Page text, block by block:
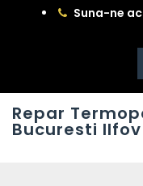
Suna-ne
Repar
Bucuresti Ilfov